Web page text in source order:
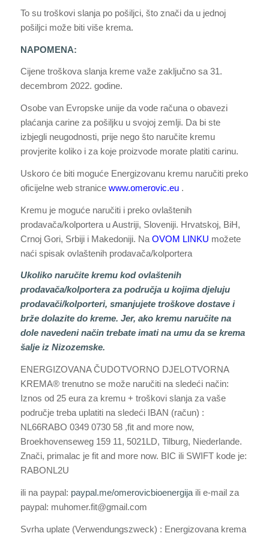
To su troškovi slanja po pošiljci, što znači da u jednoj
pošiljci može biti više krema.
NAPOMENA:
Cijene troškova slanja kreme važe zaključno sa 31.
decembrom 2022. godine.
Osobe van Evropske unije da vode računa o obavezi
plaćanja carine za pošiljku u svojoj zemlji. Da bi ste
izbjegli neugodnosti, prije nego što naručite kremu
provjerite koliko i za koje proizvode morate platiti carinu.
Uskoro će biti moguće Energizovanu kremu naručiti preko
oficijelne web stranice www.omerovic.eu.
Kremu je moguće naručiti i preko ovlaštenih
prodavača/kolportera u Austriji, Sloveniji. Hrvatskoj, BiH,
Crnoj Gori, Srbiji i Makedoniji. Na OVOM LINKU možete
naći spisak ovlaštenih prodavača/kolportera
Ukoliko naručite kremu kod ovlaštenih
prodavača/kolportera za područja u kojima djeluju
prodavači/kolporteri, smanjujete troškove dostave i
brže dolazite do kreme. Jer, ako kremu naručite na
dole navedeni način trebate imati na umu da se krema
šalje iz Nizozemske.
ENERGIZOVANA ČUDOTVORNO DJELOTVORNA
KREMA® trenutno se može naručiti na sledeći način:
Iznos od 25 eura za kremu + troškovi slanja za vaše
područje treba uplatiti na sledeći IBAN (račun) :
NL66RABO 0349 0730 58 ,fit and more now,
Broekhovenseweg 159 11, 5021LD, Tilburg, Niederlande.
Znači, primalac je fit and more now. BIC ili SWIFT kode je:
RABONL2U
ili na paypal: paypal.me/omerovicbioenergijaili e-mail za
paypal: muhomer.fit@gmail.com
Svrha uplate (Verwendungszweck) : Energizovana krema